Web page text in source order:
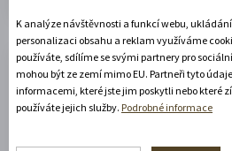
Portmoneum –
Váchala
K analýze návštěvnosti a funkcí webu,
personalizaci obsahu a reklam využíváme
používáte, sdílíme se svými partnery pro
mohou být ze zemí mimo EU. Partneři tyto
informacemi, které jste jim poskytli nebo které
používáte jejich služby. Podrobné informace